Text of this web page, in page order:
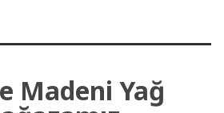
Madeni Yağ